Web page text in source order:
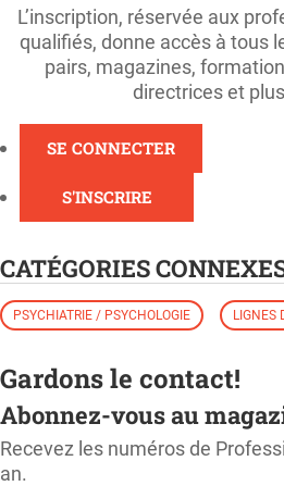
L’inscription, réservée aux
qualifiés, donne accès à tous
pairs, magazines,
directrices et
SE CONNECTER
S'INSCRIRE
CATÉGORIES
PSYCHIATRIE / PSYCHOLOGIE LIGNES
Gardons le contact!
Abonnez-vous au
Recevez les numéros de
an.